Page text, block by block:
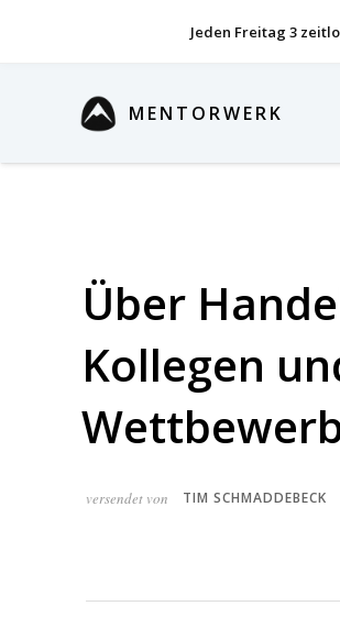
MENTORWERK
Jeden Freitag 3
Über
Kollegen
versendet von TIM SCHMADDEBECK